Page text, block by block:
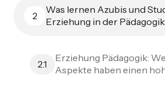
2
Was lernen Azubis und
Erziehung in der
2.1
Erziehung Pädagogik:
Aspekte haben einen